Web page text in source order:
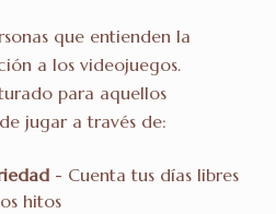
que entienden la
a los videojuegos.
para aquellos
jugar a través de:
- Cuenta tus días libres
hitos